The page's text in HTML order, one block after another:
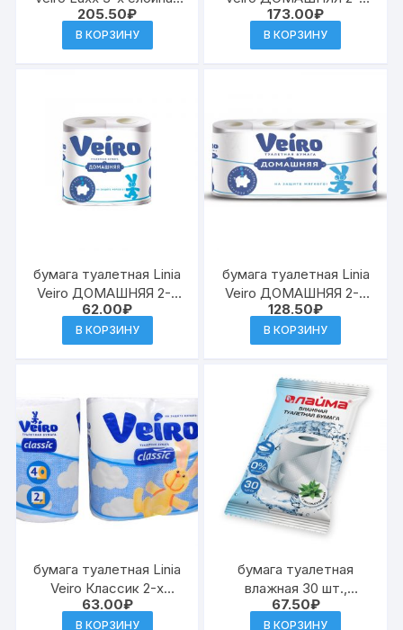
Арома Арбуз 8шт (6)
205.50₽
В КОРЗИНУ
слойная Белая 12шт
(Сыкт.) (4/6) 1С212
173.00₽
В КОРЗИНУ
бумага туалетная Linia
Veiro ДОМАШНЯЯ 2-х
слойная Белая 4шт
(Сыкт.) (12) 1С24
62.00₽
В КОРЗИНУ
бумага туалетная Linia
Veiro ДОМАШНЯЯ 2-х
слойная Белая 8шт
128.50₽
В КОРЗИНУ
бумага туалетная Linia
Veiro Классик 2-х
слойная Белая 4шт
(Сыкт.) (12) 5С24Б
63.00₽
В КОРЗИНУ
бумага туалетная
влажная 30 шт.,
ЛАЙМА, деликатный
уход, с экстрактом
67.50₽
В КОРЗИНУ